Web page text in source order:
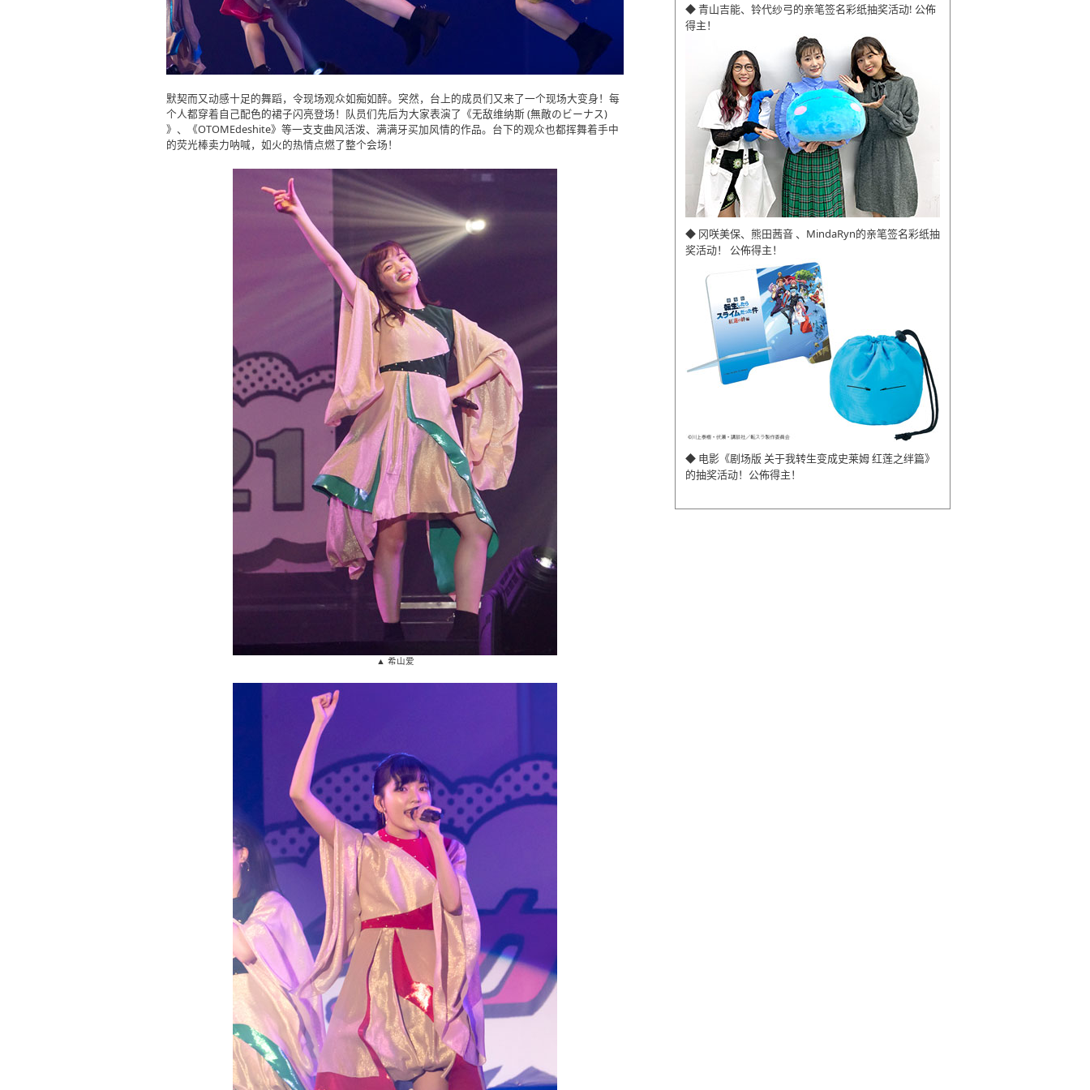
默契而又动感十足的舞蹈，令现场观众如痴如醉。突然，台上的成员们又来了一个现场大变身！每
个人都穿着自己配色的裙子闪亮登场！队员们先后为大家表演了《无敌维纳斯 (無敵のビーナス)
》、《OTOMEdeshite》等一支支曲风活泼、满满牙买加风情的作品。台下的观众也都挥舞着手中
的荧光棒卖力呐喊，如火的热情点燃了整个会场！
▲ 希山爱
◆ 青山吉能、铃代纱弓的亲笔签名彩纸抽奖活动! 公佈
得主！
◆ 冈咲美保、熊田茜音 、MindaRyn的亲笔签名彩纸抽
奖活动！ 公佈得主！
◆ 电影《剧场版 关于我转生变成史莱姆 红莲之绊篇》
的抽奖活动！公佈得主！